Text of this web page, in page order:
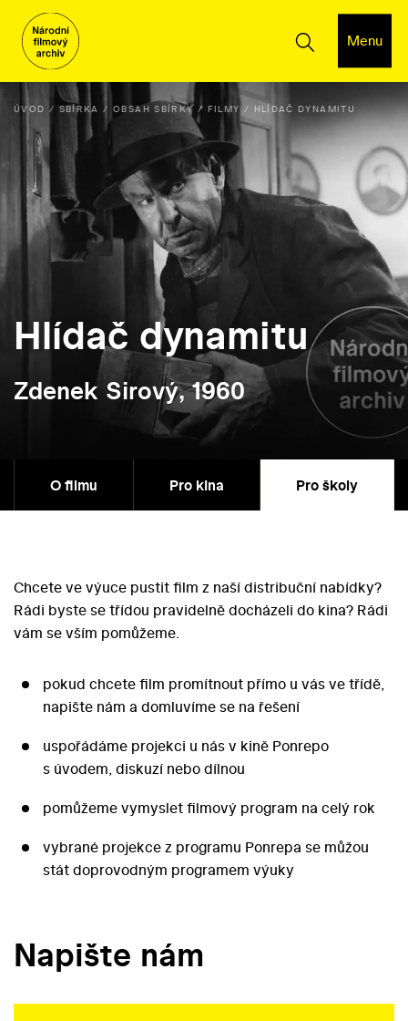
Menu
ÚVOD SBÍRKA OBSAH SBÍRKY FILMY HLÍDAČ DYNAMITU
Hlídač dynamitu
Zdenek Sirový, 1960
O filmu Pro kina Pro školy
Chcete ve výuce pustit film z naší distribuční nabídky?
Rádi byste se třídou pravidelně docházeli do kina? Rádi
vám se vším pomůžeme.
pokud chcete film promítnout přímo u vás ve třídě,
napište nám a domluvíme se na řešení
uspořádáme projekci u nás v kině Ponrepo
s úvodem, diskuzí nebo dílnou
pomůžeme vymyslet filmový program na celý rok
vybrané projekce z programu Ponrepa se můžou
stát doprovodným programem výuky
Napište nám